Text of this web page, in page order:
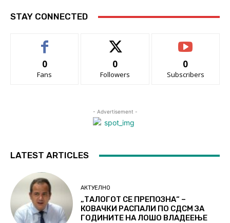
STAY CONNECTED
0
Fans
0
Followers
0
Subscribers
- Advertisement -
LATEST ARTICLES
АКТУЕЛНО
„ТАЛОГОТ СЕ ПРЕПОЗНА“ –
КОВАЧКИ РАСПАЛИ ПО СДСМ ЗА
ГОДИНИТЕ НА ЛОШО ВЛАДЕЕЊЕ